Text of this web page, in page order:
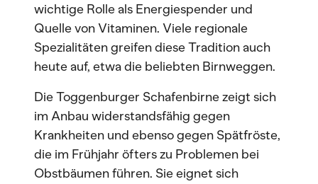
wichtige Rolle als Energiespender und
Quelle von Vitaminen. Viele regionale
Spezialitäten greifen diese Tradition auch
heute auf, etwa die beliebten Birnweggen.
Die Toggenburger Schafenbirne zeigt sich
im Anbau widerstandsfähig gegen
Krankheiten und ebenso gegen Spätfröste,
die im Frühjahr öfters zu Problemen bei
Obstbäumen führen. Sie eignet sich